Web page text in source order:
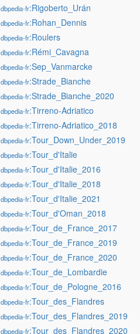
dbpedia-fr:Rigoberto_Urán
dbpedia-fr:Rohan_Dennis
dbpedia-fr:Roulers
dbpedia-fr:Rémi_Cavagna
dbpedia-fr:Sep_Vanmarcke
dbpedia-fr:Strade_Bianche
dbpedia-fr:Strade_Bianche_2020
dbpedia-fr:Tirreno-Adriatico
dbpedia-fr:Tirreno-Adriatico_2018
dbpedia-fr:Tour_Down_Under_2019
dbpedia-fr:Tour_d'Italie
dbpedia-fr:Tour_d'Italie_2016
dbpedia-fr:Tour_d'Italie_2018
dbpedia-fr:Tour_d'Italie_2021
dbpedia-fr:Tour_d'Oman_2018
dbpedia-fr:Tour_de_France_2017
dbpedia-fr:Tour_de_France_2019
dbpedia-fr:Tour_de_France_2020
dbpedia-fr:Tour_de_Lombardie
dbpedia-fr:Tour_de_Pologne_2016
dbpedia-fr:Tour_des_Flandres
dbpedia-fr:Tour_des_Flandres_2019
dbpedia-fr:Tour_des_Flandres_2020